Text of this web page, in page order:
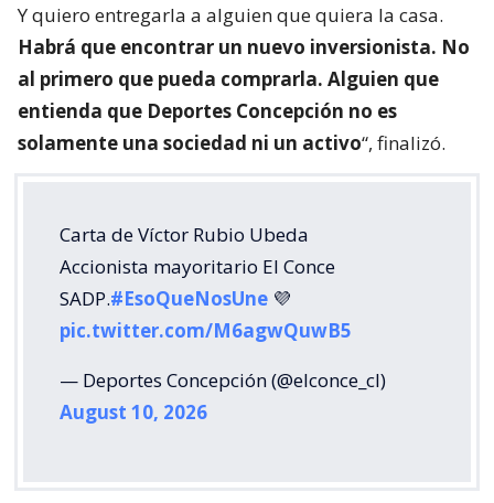
Y quiero entregarla a alguien que quiera la casa.
Habrá que encontrar un nuevo inversionista. No
al primero que pueda comprarla. Alguien que
entienda que Deportes Concepción no es
solamente una sociedad ni un activo“, finalizó.
Carta de Víctor Rubio Ubeda
Accionista mayoritario El Conce
SADP.#EsoQueNosUne 💜
pic.twitter.com/M6agwQuwB5
— Deportes Concepción (@elconce_cl)
August 10, 2026